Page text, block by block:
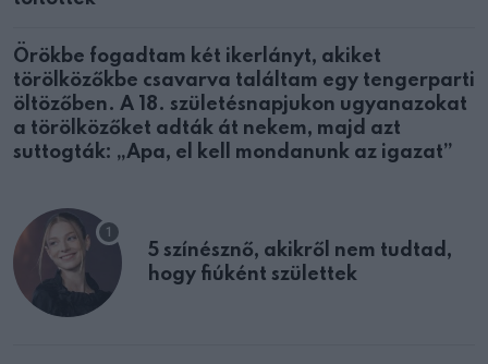
Örökbe fogadtam két ikerlányt, akiket
törölközőkbe csavarva találtam egy tengerparti
öltözőben. A 18. születésnapjukon ugyanazokat
a törölközőket adták át nekem, majd azt
suttogták: „Apa, el kell mondanunk az igazat”
5 színésznő, akikről nem tudtad,
hogy fiúként születtek